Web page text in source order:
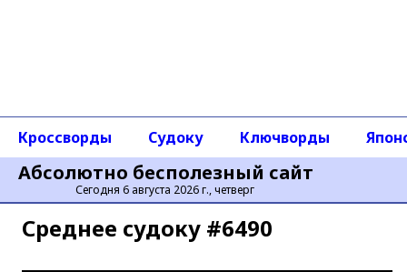
Абсолютно бесполезный сайт
Сегодня 6 августа 2026 г., четверг
Кроссворды Судоку Ключворды
Среднее cудоку #6490